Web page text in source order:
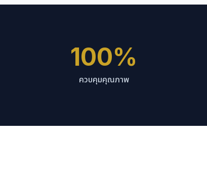
100%
ควบคุมคุณภาพ